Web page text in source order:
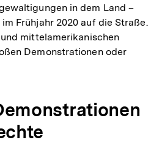
in dem Land –
Frühjahr 2020 auf die Straße.
mittelamerikanischen
Demonstrationen oder